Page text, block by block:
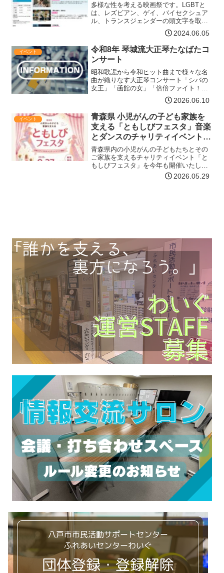
多様な性を考える映画祭です。LGBTと
は、レズビアン、ゲイ、バイセクシュア
ル、トランスジェンダーの頭文字を取っ
たもので、セクシュアルマイノリティ
（性的少数者）の総称として一般的に使
われています。LGBT映画を通して、人権
を考え、あらゆる人々…【詳細はコチ
ラ】
2024.06.05
イベント
令和8年 琴城流大正琴たなばたコ
ンサート
昭和歌謡から令和ヒット曲まで様々な名
曲が織りなす大正琴コンサート「シバの
女王」「函館の女」「倍倍ファイト！」
「ふたりの大阪」「夏祭り」「TRUTH」
「八戸小唄」「想い出の九十九里浜」
他名曲の数々をお楽しみください日時令
和8年7月5日(日)…【詳細はコチラ】
2026.06.10
イベント
青森県 小児がんの子ども家族を
支える「ともしびフェスタ」音楽
とダンスのチャリティイベント開
催！
青森県内の小児がんの子どもたちとその
ご家族を支えるチャリティイベント「と
もしびフェスタ」を今年も開催いたしま
す。今年は、音楽やダンスのスペシャル
ステージも。親子で楽しめるブース、お
2026.05.29